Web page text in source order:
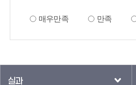
매우만족 만족
실과